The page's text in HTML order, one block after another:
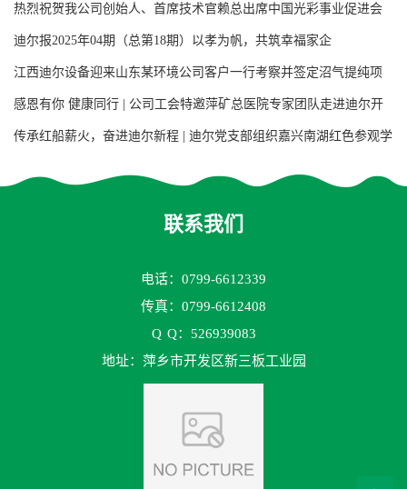
热烈祝贺我公司创始人、首席技术官赖总出席中国光彩事业促进会
第七次会员代表大会
迪尔报2025年04期（总第18期）以孝为帆，共筑幸福家企
江西迪尔设备迎来山东某环境公司客户一行考察并签定沼气提纯项
目用增强聚丙烯阶梯环填料合同
感恩有你 健康同行 | 公司工会特邀萍矿总医院专家团队走进迪尔开
展大型义诊活动
传承红船薪火，奋进迪尔新程 | 迪尔党支部组织嘉兴南湖红色参观学
联系我们
电话：0799-6612339
传真：0799-6612408
Q Q：526939083
地址：萍乡市开发区新三板工业园